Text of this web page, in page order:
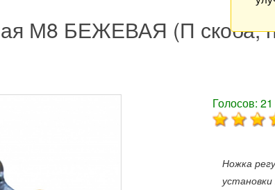
М8 БЕЖЕВАЯ (П скоба,
Голосов: 21
Ножка